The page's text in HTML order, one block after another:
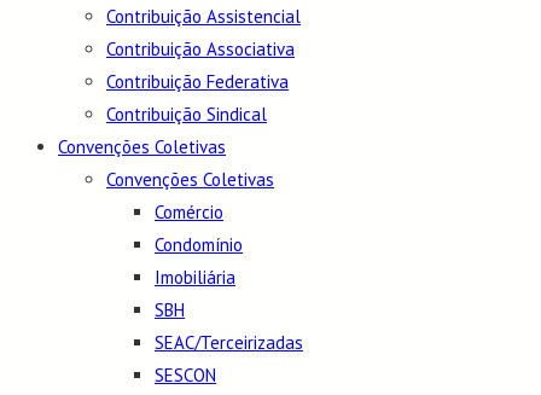
Contribuição Assistencial
Contribuição Associativa
Contribuição Federativa
Contribuição Sindical
Convenções Coletivas
Convenções Coletivas
Comércio
Condomínio
Imobiliária
SBH
SEAC/Terceirizadas
SESCON